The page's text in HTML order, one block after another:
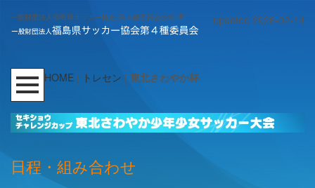
一般財団法人福島県サッカー協会 第４種委員会公式HP updated 2026-02-14
HOME | トレセン | 東北さわやか杯
日程・組み合わせ